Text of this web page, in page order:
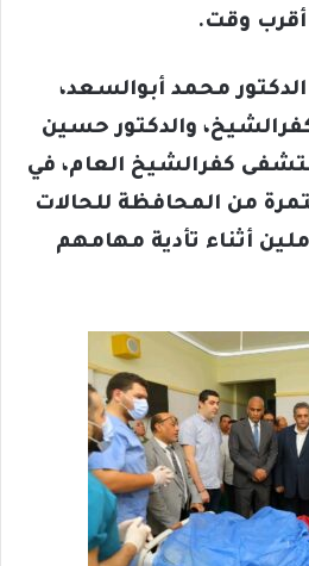
أقرب وقت.
محمد أبوالسعد،
والدكتور حسين
كفرالشيخ العام، في
من المحافظة للحالات
أثناء تأدية مهامهم